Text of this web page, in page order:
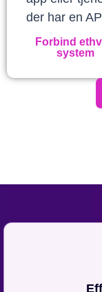
der har en
Forbind
system